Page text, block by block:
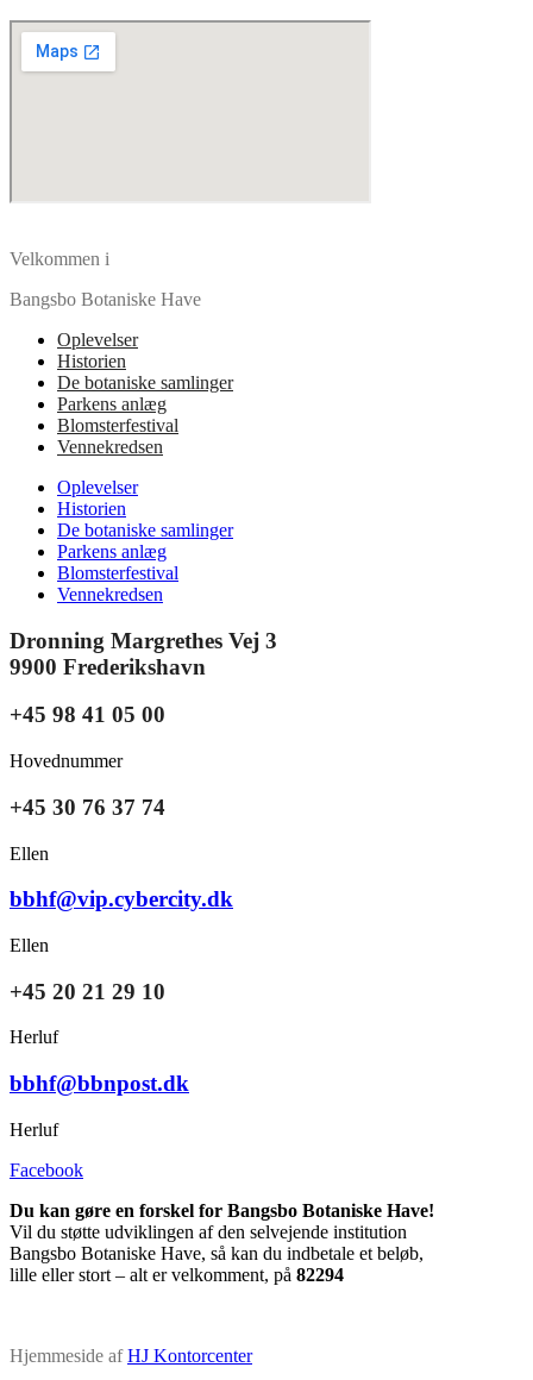
Velkommen i
Bangsbo Botaniske Have
Oplevelser
Historien
De botaniske samlinger
Parkens anlæg
Blomsterfestival
Vennekredsen
Oplevelser
Historien
De botaniske samlinger
Parkens anlæg
Blomsterfestival
Vennekredsen
Dronning Margrethes Vej 3
9900 Frederikshavn
+45 98 41 05 00
Hovednummer
+45 30 76 37 74
Ellen
bbhf@vip.cybercity.dk
Ellen
+45 20 21 29 10
Herluf
bbhf@bbnpost.dk
Herluf
Facebook
Du kan gøre en forskel for Bangsbo Botaniske Have!
Vil du støtte udviklingen af den selvejende institution
Bangsbo Botaniske Have, så kan du indbetale et beløb,
lille eller stort – alt er velkomment, på 82294
Hjemmeside afHJ Kontorcenter